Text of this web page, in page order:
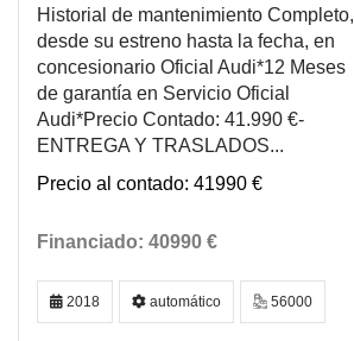
Historial de mantenimiento Completo,
desde su estreno hasta la fecha, en
concesionario Oficial Audi*12 Meses
de garantía en Servicio Oficial
Audi*Precio Contado: 41.990 €-
ENTREGA Y TRASLADOS...
41990 €
40990 €
2018 automático 56000